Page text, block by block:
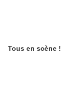
Tous en scène !